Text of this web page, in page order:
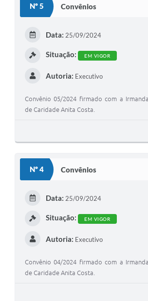
Nº 5 Convênios
Data: 25/09/2024
Situação: EM VIGOR
Autoria: Executivo
Convênio 05/2024 firmado com a
de Caridade Anita Costa.
Nº 4 Convênios
Data: 25/09/2024
Situação: EM VIGOR
Autoria: Executivo
Convênio 04/2024 firmado com a
de Caridade Anita Costa.